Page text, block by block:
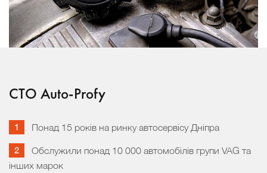
СТО Auto-Profy
Понад 15 років на ринку автосервісу Дніпра
Обслужили понад 10 000 автомобілів групи VAG та
інших марок